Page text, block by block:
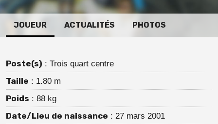
JOUEUR ACTUALITÉS PHOTOS
Poste(s) : Trois quart centre
Taille : 1.80 m
Poids : 88 kg
Date/Lieu de naissance : 27 mars 2001